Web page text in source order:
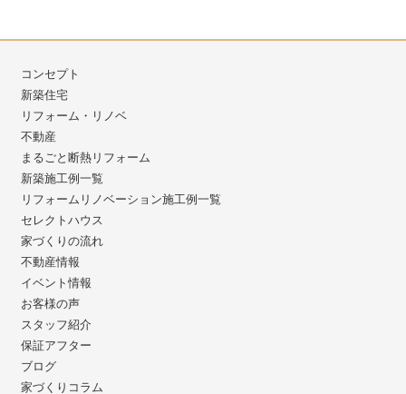
コンセプト
新築住宅
リフォーム・リノベ
不動産
まるごと断熱リフォーム
新築施工例一覧
リフォームリノベーション施工例一覧
セレクトハウス
家づくりの流れ
不動産情報
イベント情報
お客様の声
スタッフ紹介
保証アフター
ブログ
家づくりコラム